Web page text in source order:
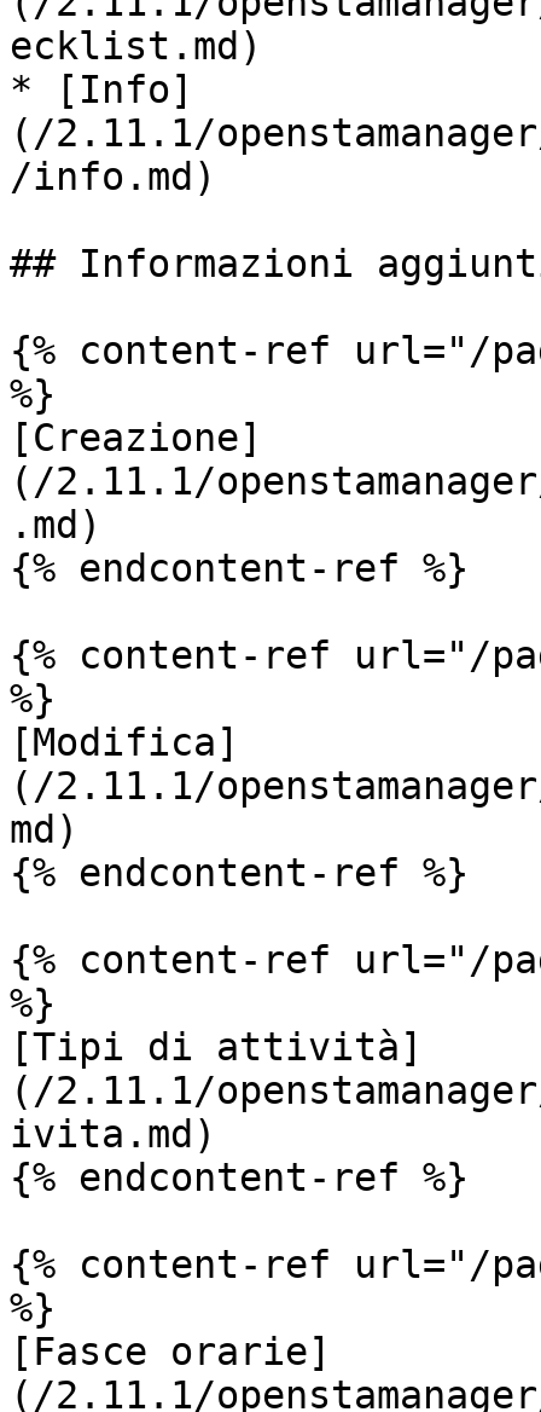
ecklist.md)
* [Info]
(/2.11.1/
/info.md)
## Informazioni
{% content-ref url="/
%}
[Creazione]
(/2.11.1/
.md)
{% endcontent-ref %}
{% content-ref url="/
%}
[Modifica]
(/2.11.1/
md)
{% endcontent-ref %}
{% content-ref url="/
%}
[Tipi di attività]
(/2.11.1/
ivita.md)
{% endcontent-ref %}
{% content-ref url="/
%}
[Fasce orarie]
(/2.11.1/